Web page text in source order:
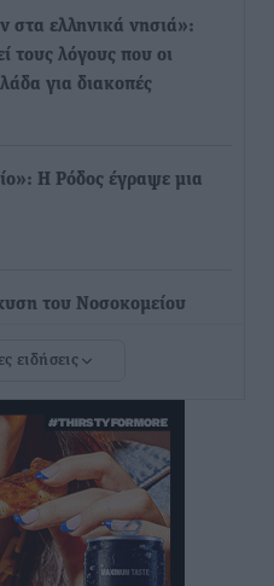
στα ελληνικά νησιά»:
τους λόγους που οι
για διακοπές
Η Ρόδος έγραψε μια
του Νοσοκομείου
Α. Γεωργιάδη:
την Ενίσχυση της
Ελλάδα και στα
ειδήσεις